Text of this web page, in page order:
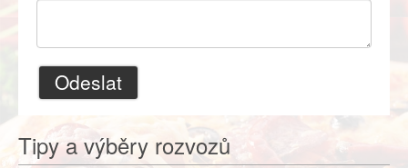
Odeslat
Tipy a výběry rozvozů